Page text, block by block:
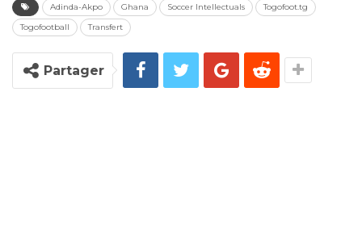
Adinda-Akpo Ghana Soccer Intellectuals
Togofoot.tg
Togofootball
Transfert
Partager